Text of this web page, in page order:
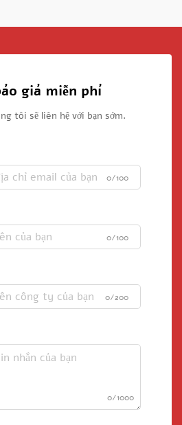
giá miễn phí
tôi sẽ liên hệ với bạn sớm.
0/100
0/100
0/200
0/1000